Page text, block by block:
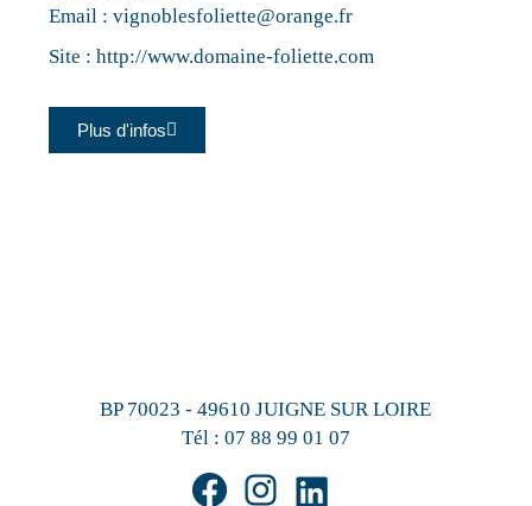
Email :vignoblesfoliette@orange.fr
Site :http://www.domaine-foliette.com
Plus d'infos
BP 70023 - 49610 JUIGNE SUR LOIRE
Tél : 07 88 99 01 07